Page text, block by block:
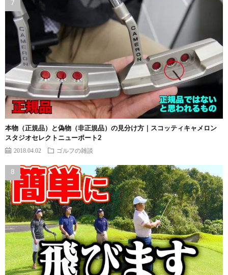
本物（正規品）と偽物（非正規品）の見分け方｜スコッティキャメロン
スタジオセレクトニューポート2
2018.04.02 ゴルフの雑談